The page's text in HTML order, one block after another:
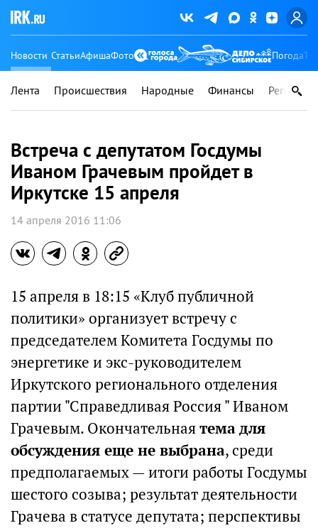
Новости СтатьиАфишаФото Погода
Лента Происшествия Народные Финансы Регионы
Встреча с депутатом Госдумы
Иваном Грачевым пройдет в
Иркутске 15 апреля
14 апреля 2016 11:06
15 апреля в 18:15 «Клуб публичной
политики» организует встречу с
председателем Комитета Госдумы по
энергетике и экс-руководителем
Иркутского регионального отделения
партии "Справедливая Россия " Иваном
Грачевым. Окончательнаятема для
обсуждения еще не выбрана, среди
предполагаемых — итоги работы Госдумы
шестого созыва; результат деятельности
Грачева в статусе депутата; перспективы